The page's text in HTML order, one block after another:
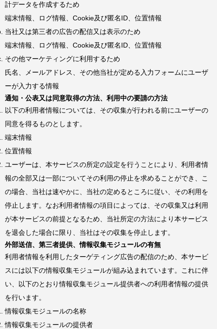
計データを作成するため
端末情報、ログ情報、Cookie及び匿名ID、位置情報
当社又は第三者の広告の配信又は表示のため
端末情報、ログ情報、Cookie及び匿名ID、位置情報
その他マーケティングに利用するため
氏名、メールアドレス、その他当社が定める入力フォームにユーザ
ーが入力する情報
通知・公表又は同意取得の方法、利用中の要請の方法
以下の利用者情報については、その収集が行われる前にユーザーの
同意を得るものとします。
端末情報
位置情報
ユーザーは、本サービスの所定の設定を行うことにより、利用者情
報の全部又は一部についてその利用の停止を求めることができ、こ
の場合、当社は速やかに、当社の定めるところに従い、その利用を
停止します。なお利用者情報の項目によっては、その収集又は利用
が本サービスの前提となるため、当社所定の方法により本サービス
を退会した場合に限り、当社はその収集を停止します。
外部送信、第三者提供、情報収集モジュールの有無
利用者情報を利用したターゲティング広告の配信のため、本サービ
スには以下の情報収集モジュールが組み込まれています。これに伴
い、以下のとおり情報収集モジュール提供者への利用者情報の提供
を行います。
情報収集モジュールの名称
情報収集モジュールの提供者